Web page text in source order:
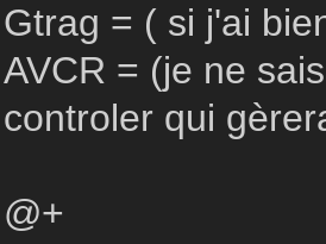
Gtrag = ( si j'ai
AVCR = (je ne
controler qui
@+